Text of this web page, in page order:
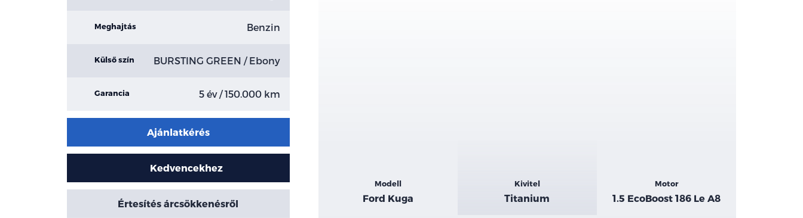
Meghajtás Benzin
Külső szín BURSTING GREEN / Ebony
Garancia 5 év / 150.000 km
Ajánlatkérés
Kedvencekhez
Értesítés árcsökkenésről
Kiemelt
adatok
Modell
Ford Kuga
Kivitel
Titanium
Motor
1.5 EcoBoost 186 Le A8